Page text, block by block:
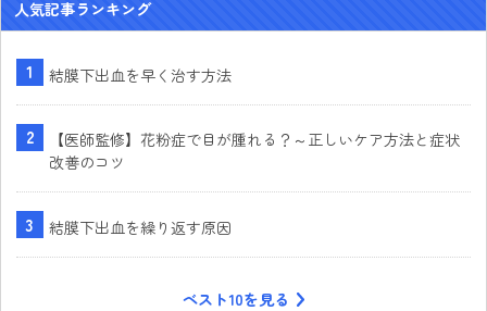
人気記事ランキング
結膜下出血を早く治す方法
【医師監修】花粉症で目が腫れる？～正しいケア方法と症状
改善のコツ
結膜下出血を繰り返す原因
ベスト10を見る